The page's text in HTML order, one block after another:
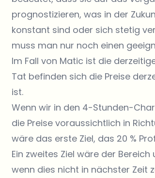
prognostizieren, was in der
konstant sind oder sich stetig
muss man nur noch einen
Im Fall von Matic ist die
Tat befinden sich die Preise
ist.
Wenn wir in den 4-Stunden-
die Preise voraussichtlich in
wäre das erste Ziel, das 20 %
Ein zweites Ziel wäre der
wenn dies nicht in nächster Zeit